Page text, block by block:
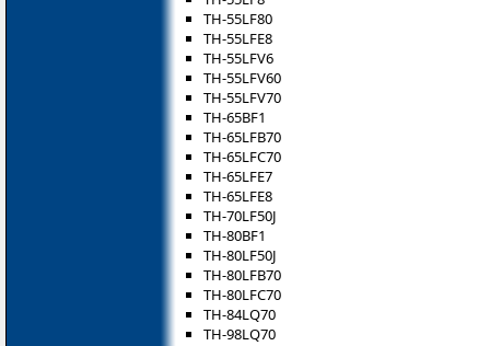
TH-55LF80
TH-55LFE8
TH-55LFV6
TH-55LFV60
TH-55LFV70
TH-65BF1
TH-65LFB70
TH-65LFC70
TH-65LFE7
TH-65LFE8
TH-70LF50J
TH-80BF1
TH-80LF50J
TH-80LFB70
TH-80LFC70
TH-84LQ70
TH-98LQ70